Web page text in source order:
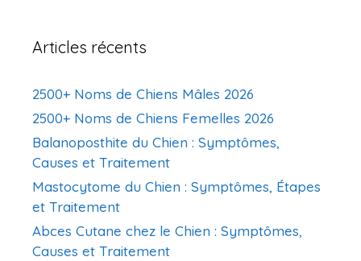
Articles récents
2500+ Noms de Chiens Mâles 2026
2500+ Noms de Chiens Femelles 2026
Balanoposthite du Chien : Symptômes,
Causes et Traitement
Mastocytome du Chien : Symptômes, Étapes
et Traitement
Abces Cutane chez le Chien : Symptômes,
Causes et Traitement